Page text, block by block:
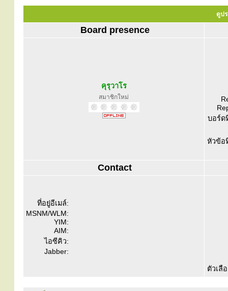
ดูป
Board presence
คุรุวาโร
สมาชิกใหม่
บอร์ด
หัวข้อ
Contact
ที่อยู่อีเมล์:
MSNM/WLM:
YIM:
AIM:
ไอซีคิว:
Jabber:
ตัวเลื